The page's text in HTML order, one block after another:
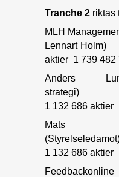
Tranche 2 riktas
MLH
Lennart
aktier 1 739 482
Anders
1 132 686
Mats
1 132 686